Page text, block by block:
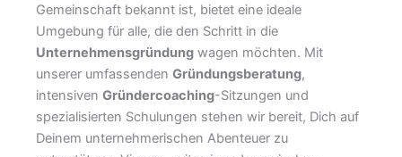
Gemeinschaft bekannt ist, bietet eine ideale
Umgebung für alle, die den Schritt in die
Unternehmensgründung wagen möchten. Mit
unserer umfassenden Gründungsberatung,
intensiven Gründercoaching-Sitzungen und
spezialisierten Schulungen stehen wir bereit, Dich auf
Deinem unternehmerischen Abenteuer zu